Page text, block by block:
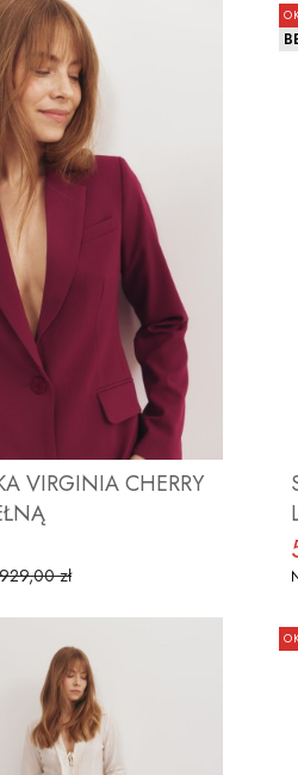
PRODUKT
VIRGINIA CHERRY
929,00 zł